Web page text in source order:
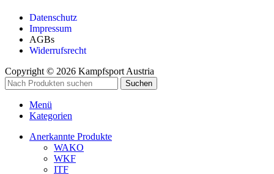
Datenschutz
Impressum
AGBs
Widerrufsrecht
Copyright © 2026 Kampfsport Austria
Suchen
Menü
Kategorien
Anerkannte Produkte
WAKO
WKF
ITF